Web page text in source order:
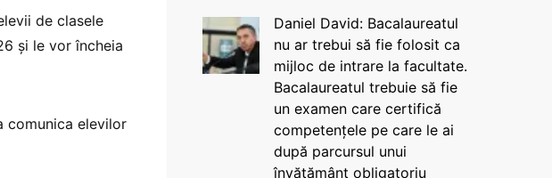
de clasele
și le vor încheia
comunica elevilor
Daniel David: Bacalaureatul
nu ar trebui să fie folosit ca
mijloc de intrare la facultate.
Bacalaureatul trebuie să fie
un examen care certifică
competențele pe care le ai
după parcursul unui
învățământ obligatoriu